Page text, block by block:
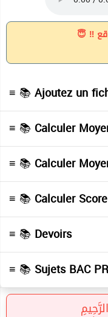
‼ 😇
≡ 📚 Ajoutez un
≡ 📚 Calculer
≡ 📚 Calculer
≡ 📚 Calculer
≡ 📚 Devoirs
≡ 📚 Sujets BAC